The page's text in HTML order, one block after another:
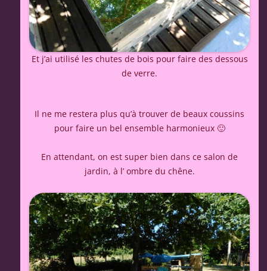
Et j’ai utilisé les chutes de bois pour faire des dessous
de verre.
Il ne me restera plus qu’à trouver de beaux coussins
pour faire un bel ensemble harmonieux 🙂
En attendant, on est super bien dans ce salon de
jardin, à l’ ombre du chêne.